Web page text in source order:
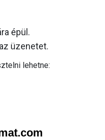
épül.
üzenetet.
lehetne: